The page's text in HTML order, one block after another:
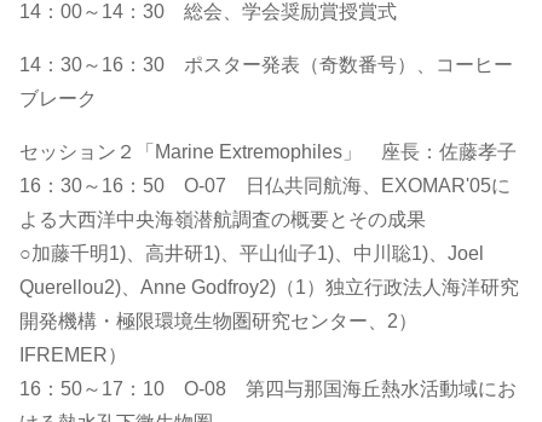
14：00～14：30 総会、学会奨励賞授賞式
14：30～16：30 ポスター発表（奇数番号）、コーヒー
ブレーク
セッション２「Marine Extremophiles」 座長：佐藤孝子
16：30～16：50 O-07 日仏共同航海、EXOMAR'05に
よる大西洋中央海嶺潜航調査の概要とその成果
○加藤千明1)、高井研1)、平山仙子1)、中川聡1)、Joel
Querellou2)、Anne Godfroy2)（1）独立行政法人海洋研究
開発機構・極限環境生物圏研究センター、2）
IFREMER）
16：50～17：10 O-08 第四与那国海丘熱水活動域にお